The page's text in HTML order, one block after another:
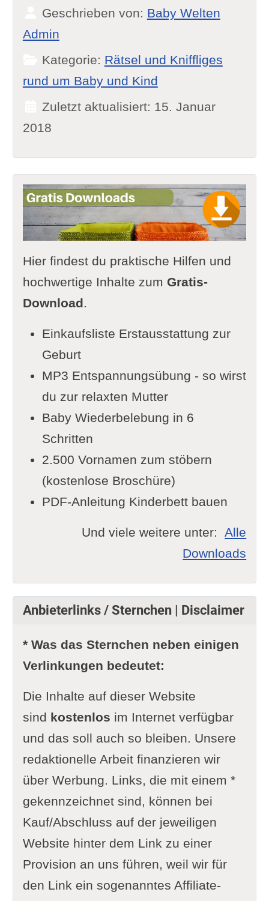
Geschrieben von: Baby Welten
Admin
Kategorie: Rätsel und Kniffliges
rund um Baby und Kind
Zuletzt aktualisiert: 15. Januar
2018
Hier findest du praktische Hilfen und
hochwertige Inhalte zum Gratis-
Download.
Einkaufsliste Erstausstattung zur
Geburt
MP3 Entspannungsübung - so wirst
du zur relaxten Mutter
Baby Wiederbelebung in 6
Schritten
2.500 Vornamen zum stöbern
(kostenlose Broschüre)
PDF-Anleitung Kinderbett bauen
Und viele weitere unter:Alle
Downloads
Anbieterlinks / Sternchen | Disclaimer
* Was das Sternchen neben einigen
Verlinkungen bedeutet:
Die Inhalte auf dieser Website
sind kostenlos im Internet verfügbar
und das soll auch so bleiben. Unsere
redaktionelle Arbeit finanzieren wir
über Werbung. Links, die mit einem *
gekennzeichnet sind, können bei
Kauf/Abschluss auf der jeweiligen
Website hinter dem Link zu einer
Provision an uns führen, weil wir für
den Link ein sogenanntes Affiliate-